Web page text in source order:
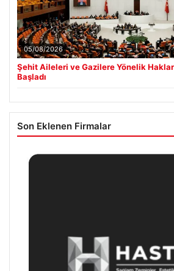
05/08/2026
Şehit Aileleri ve Gazilere Yönelik
Başladı
Son Eklenen Firmalar